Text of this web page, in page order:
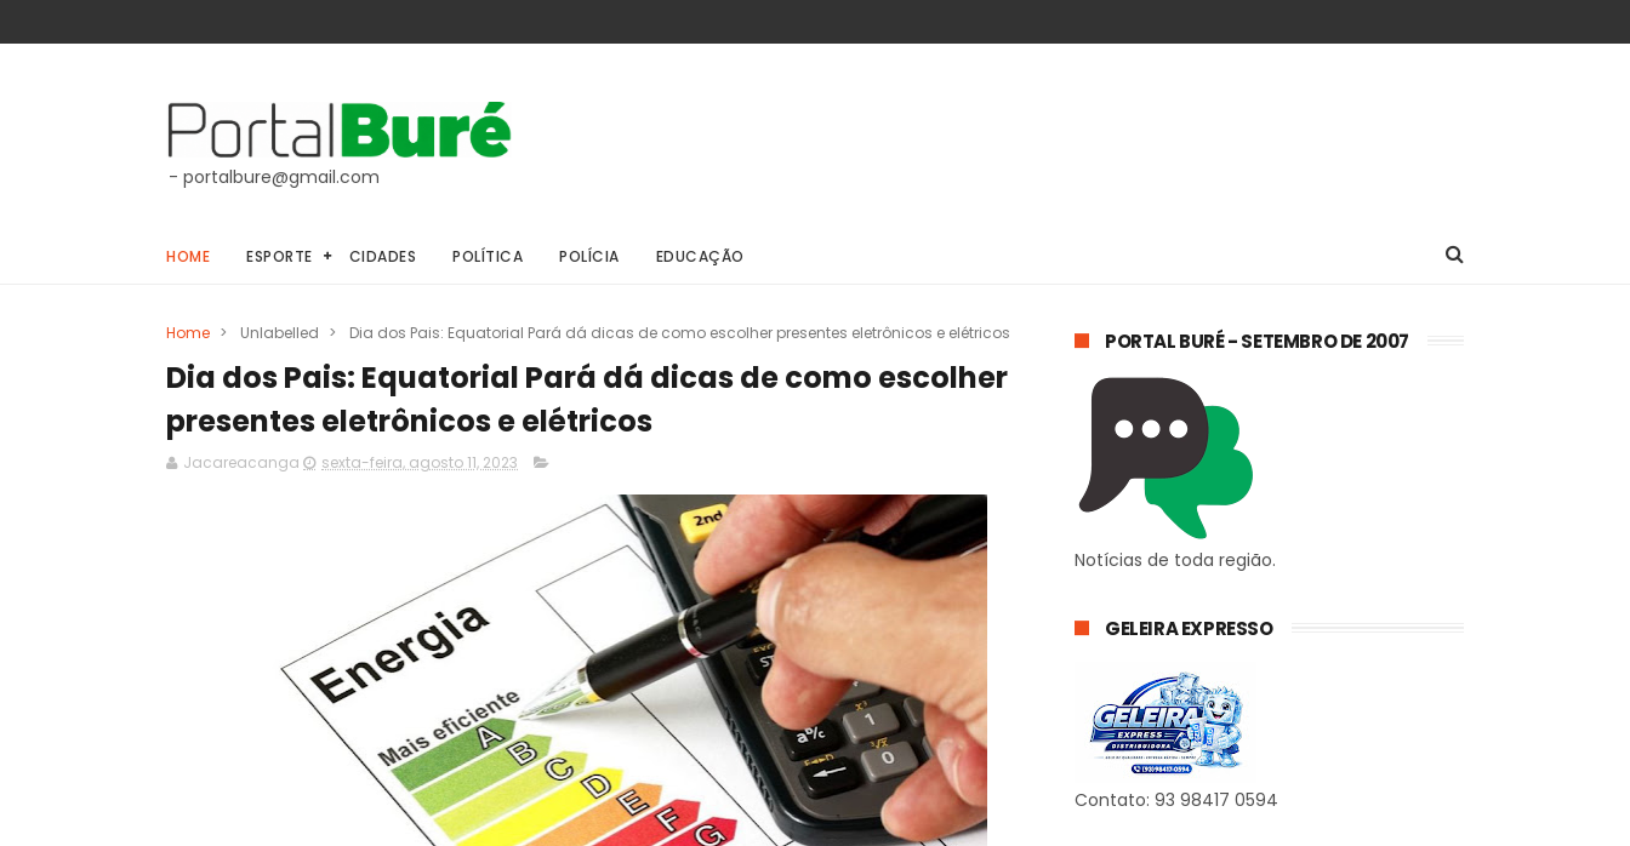
- portalbure@gmail.com
HOME ESPORTE CIDADES POLÍTICA POLÍCIA EDUCAÇÃO
Home > Unlabelled > Dia dos Pais: Equatorial Pará dá dicas de como escolher presentes eletrônicos e elétricos
Dia dos Pais: Equatorial Pará dá dicas de como escolher
presentes eletrônicos e elétricos
Jacareacanga sexta-feira, agosto 11, 2023
PORTAL BURÉ - SETEMBRO DE 2007
Notícias de toda região.
GELEIRA EXPRESSO
Contato: 93 98417 0594